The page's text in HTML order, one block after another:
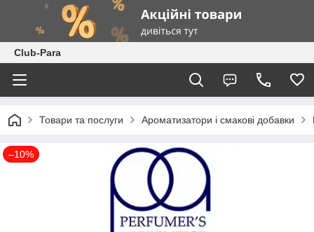
Club-Para
Товари та послуги Ароматизатори і смакові добавки
–10%